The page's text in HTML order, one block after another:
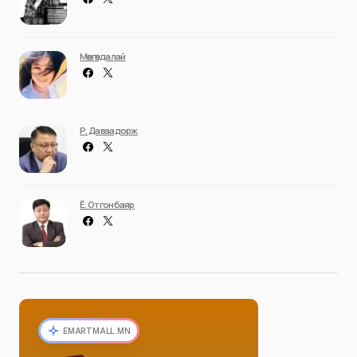
Мөнгөндалай
Р. Даваадорж
Ё. Отгонбаяр
EMARTMALL.MN